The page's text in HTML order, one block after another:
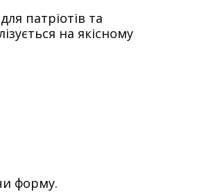
патріотів та
на якісному
форму.